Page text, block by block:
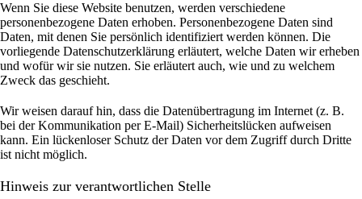
Wenn Sie diese Website benutzen, werden verschiedene
personenbezogene Daten erhoben. Personenbezogene Daten sind
Daten, mit denen Sie persönlich identifiziert werden können. Die
vorliegende Datenschutzerklärung erläutert, welche Daten wir erheben
und wofür wir sie nutzen. Sie erläutert auch, wie und zu welchem
Zweck das geschieht.
Wir weisen darauf hin, dass die Datenübertragung im Internet (z. B.
bei der Kommunikation per E-Mail) Sicherheitslücken aufweisen
kann. Ein lückenloser Schutz der Daten vor dem Zugriff durch Dritte
ist nicht möglich.
Hinweis zur verantwortlichen Stelle